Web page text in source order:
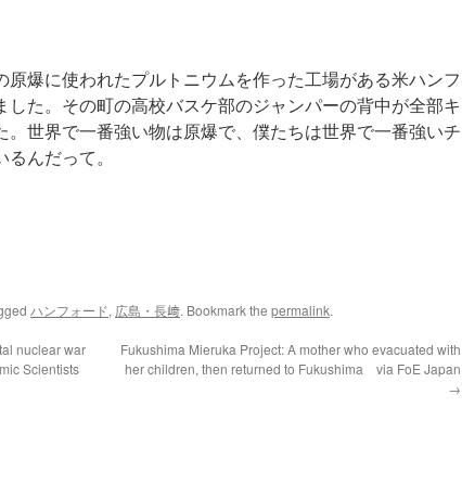
爆に使われたプルトニウムを作った工場がある米ハンフ
した。その町の高校バスケ部のジャンパーの背中が全部キ
。世界で一番強い物は原爆で、僕たちは世界で一番強いチ
んだって。
ハンフォード, 広島・長﨑. Bookmark the permalink.
nuclear war
Scientists
Fukushima Mieruka Project: A mother who evacuated with
her children, then returned to Fukushima via FoE Japan
→